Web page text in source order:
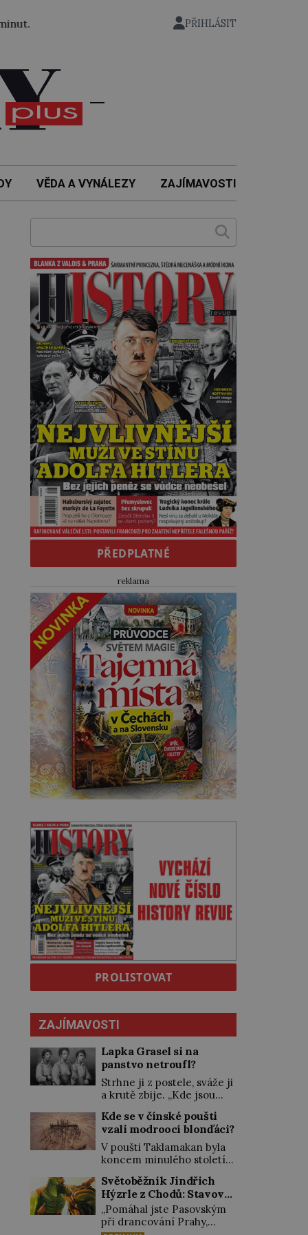
6. 8. 1926: Američanka Gertrude Ederleová jako vůbec
PŘIHLÁSIT
VĚDA A VYNÁLEZY ZAJÍMAVOSTI
PŘEDPLATNÉ
reklama
PROLISTOVAT
ZAJÍMAVOSTI
Lapka Grasel si na
panstvo netroufl?
Strhne ji z postele, sváže ji
a krutě zbije. „Kde jsou
starou švadlenku. Když mu
to neprozradí – ostatně ani
nemůže, protože žádné
nemá, spokojí se lupič
látky. Zraněná žena pár dní
nato umírá. Je to muž
nebývale krutý. Jeho činy
budí hrůzu ještě dlouho po
jeho smrti […]
Kde se v čínské poušti
vzali modroocí blonďáci?
V poušti Taklamakan byla
koncem minulého století
s téměř netknutými
mumiemi. Všichni mrtví
byli pohřbeni s úctou a
četnými milodary. Asi
Světoběžník Jindřich
Hýzrle z Chodů: Stavové
ho měli za zrádce
„Pomáhal jste Pasovským
při drancování Prahy,